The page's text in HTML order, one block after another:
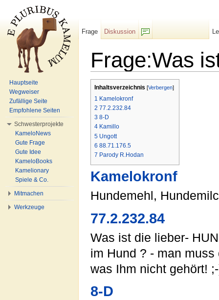
Frage:Was
Inhaltsverzeichnis [Verbergen]
1 Kamelokronf
2 77.2.232.84
3 8-D
4 Kamillo
5 Ungott
6 88.71.176.5
7 Parody R.Hodan
Kamelokronf
Hundemehl,
77.2.232.84
Was ist die lieber-
im Hund ? - man
was Ihm nicht gehört!
8-D
Frage
Diskussion
Hauptseite
Wegweiser
Zufällige Seite
Empfohlene Seiten
Schwesterprojekte
KameloNews
Gute Frage
Gute Idee
KameloBooks
Kamelionary
Spiele & Co.
Mitmachen
Werkzeuge